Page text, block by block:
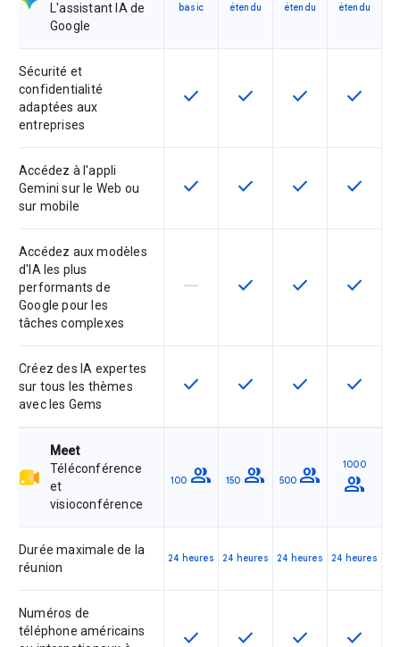
L'assistant IA de
Google
basic
étendu
étendu
étendu
Sécurité et
confidentialité
adaptées aux
entreprises
Cette fonctionnalité est disponible
check Cette fonctionnalité est
check Cette
check Cette
check
Accédez à l'appli
Gemini sur le Web ou
sur mobile
Cette fonctionnalité est disponible
check Cette fonctionnalité est
check Cette
check Cette
check
Accédez aux modèles
d'IA les plus
performants de
Google pour les
tâches complexes
Cette fonctionnalité n'est pas
horizontal_rule Cette fonctionnalité est
check Cette
check Cette
check
Créez des IA expertes
sur tous les thèmes
avec les Gems
Cette fonctionnalité est disponible
check Cette fonctionnalité est
check Cette
check Cette
check
Meet
Téléconférence
et
visioconférence
100 group 150 group 500 group 1000
group
Durée maximale de la
réunion
24 heures 24 heures 24 heures 24 heures
Numéros de
téléphone américains
Cette fonctionnalité est disponible
check Cette fonctionnalité est
check Cette
check Cette
check